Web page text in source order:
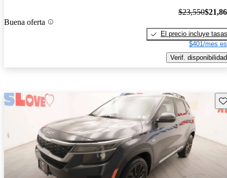
Buena oferta
$23,550
El precio incluye tasas
$401/mes
Verif. disponibilidad